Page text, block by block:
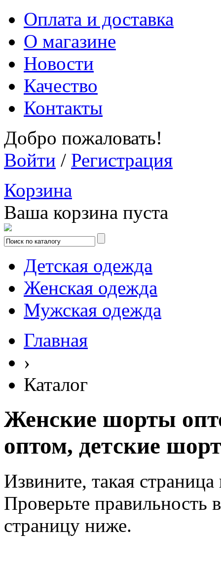
Оплата и доставка
О магазине
Новости
Качество
Контакты
Добро пожаловать!
Войти / Регистрация
Корзина
Ваша корзина пуста
Детская одежда
Женская одежда
Мужская одежда
Главная
›
Каталог
Женские шорты
оптом, детские
Извините, такая
Проверьте правильность
страницу ниже.